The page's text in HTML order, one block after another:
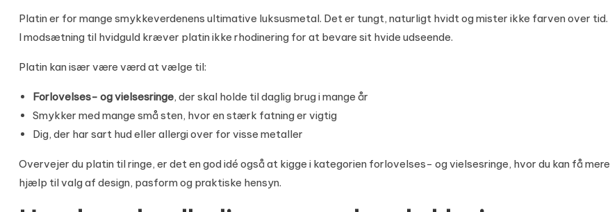
Platin er for mange smykkeverdenens ultimative luksusmetal. Det er tungt, naturligt hvidt og mister ikke farven over tid.
I modsætning til hvidguld kræver platin ikke rhodinering for at bevare sit hvide udseende.
Platin kan især være værd at vælge til:
Forlovelses- og vielsesringe, der skal holde til daglig brug i mange år
Smykker med mange små sten, hvor en stærk fatning er vigtig
Dig, der har sart hud eller allergi over for visse metaller
Overvejer du platin til ringe, er det en god idé også at kigge i kategorien forlovelses- og vielsesringe, hvor du kan få mere
hjælp til valg af design, pasform og praktiske hensyn.